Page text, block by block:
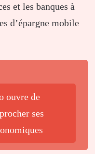
et les banques à
d’épargne mobile
ouvre de
ses